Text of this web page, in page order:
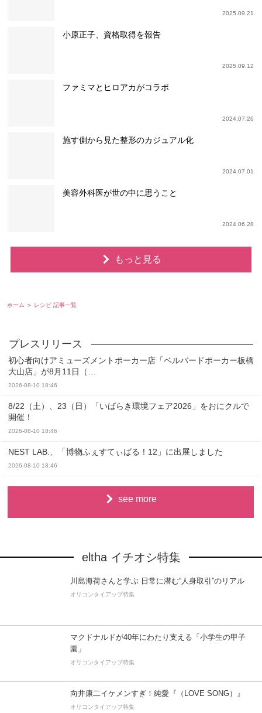
2025.09.21
小原正子、資格取得を報告
2025.09.12
ファミマとヒロアカがコラボ
2024.07.26
施す側から見た整形のカジュアル化
2024.07.01
美容外科医が世の中に思うこと
2024.06.28
もっと見る
ホーム レシピ 記事一覧
初心者向けアミューズメントポーカー店「ベルバードポーカー板橋
大山店」が8月11日（…
2026-08-10 18:46
8/22（土）、23（日）「いばらき環境フェア2026」をおにクルで
開催！
2026-08-10 18:46
NEST LAB.、「博物ふぇすてぃばる！12」に出展しました
2026-08-10 18:46
see more
eltha イチオシ特集
川島海荷さんと学ぶ 日常に潜む“人身取引”のリアル
オリコンタイアップ特集
マクドナルドが40年にわたり支える「小学生の甲子
園」
オリコンタイアップ特集
向井康二イケメンすぎ！純愛『（LOVE SONG）』
オリコンタイアップ特集